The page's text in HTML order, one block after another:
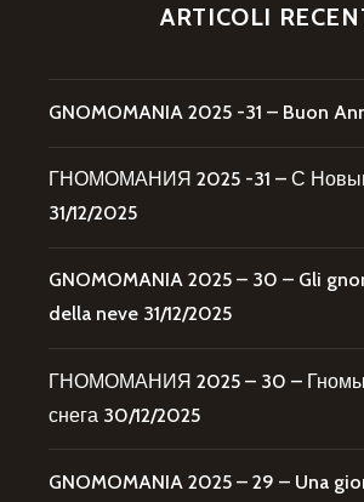
ARTICOLI
GNOMOMANIA 2025 -31 – Buon
ГНОМОМАНИЯ 2025 -31 – С
31/12/2025
GNOMOMANIA 2025 – 30 – Gli
della neve 31/12/2025
ГНОМОМАНИЯ 2025 – 30 – Гномы
снега 30/12/2025
GNOMOMANIA 2025 – 29 – Una